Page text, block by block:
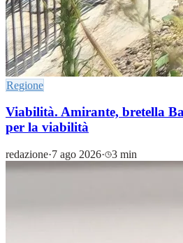
Regione
Viabilità. Amirante, bretella
per la viabilità
redazione·7 ago 2026· 3 min